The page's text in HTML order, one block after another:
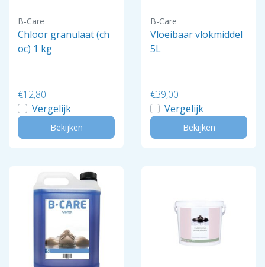
B-Care
Chloor granulaat (ch
oc) 1 kg
€12,80
Vergelijk
Bekijken
B-Care
Vloeibaar vlokmiddel
5L
€39,00
Vergelijk
Bekijken